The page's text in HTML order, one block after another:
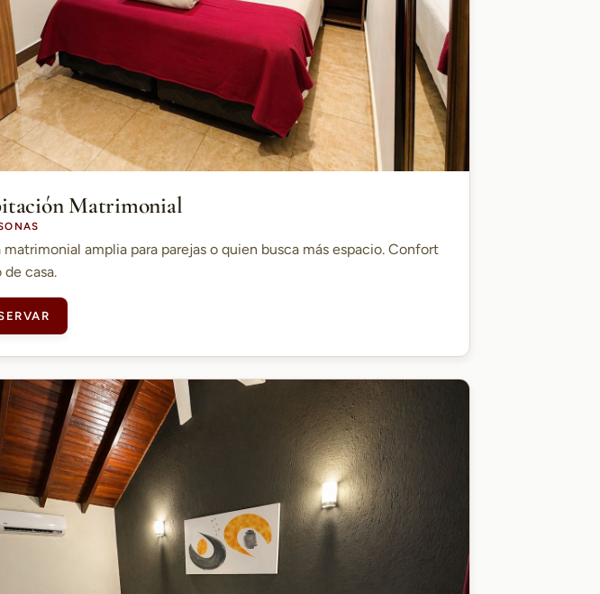
Matrimonial
matrimonial amplia para parejas o quien busca más espacio. Confort
de casa.